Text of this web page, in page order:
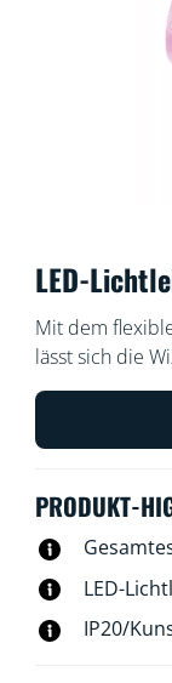
LED-
Mit dem
lässt sich die
verlängern. So
PRODUKT-
LED-
IP20/